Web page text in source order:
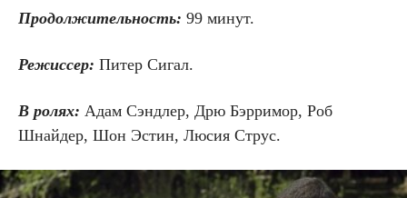
Продолжительность: 99 минут.
Режиссер: Питер Сигал.
В ролях: Адам Сэндлер, Дрю Бэрримор, Роб
Шнайдер, Шон Эстин, Люсия Струс.